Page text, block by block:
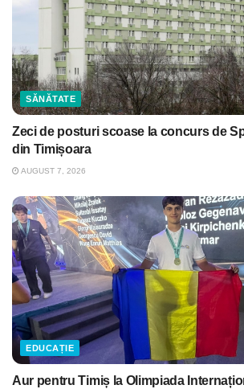
SĂNĂTATE
Zeci de posturi scoase la concurs de
din Timișoara
AUGUST 7, 2026
EDUCAȚIE
Aur pentru Timiș la Olimpiada